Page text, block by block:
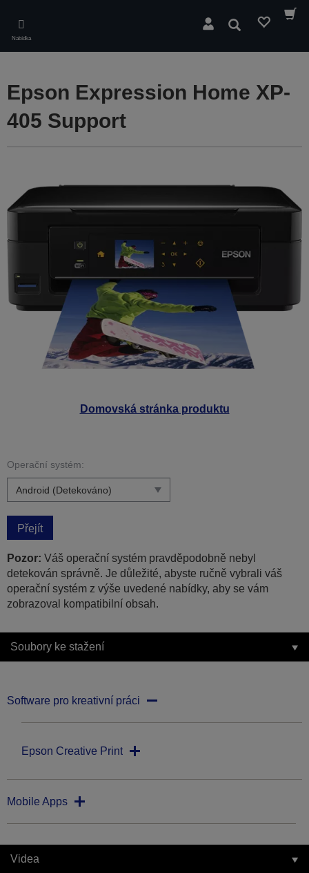
main
content
Nabídka
Hledat
Domovská stránka produktu
Epson Expression Home XP-
405 Support
Operační systém:
Přejít
Pozor: Váš operační systém pravděpodobně nebyl
detekován správně. Je důležité, abyste ručně vybrali váš
operační systém z výše uvedené nabídky, aby se vám
zobrazoval kompatibilní obsah.
Soubory ke stažení
Software pro kreativní práci
Epson Creative Print
Mobile Apps
Videa